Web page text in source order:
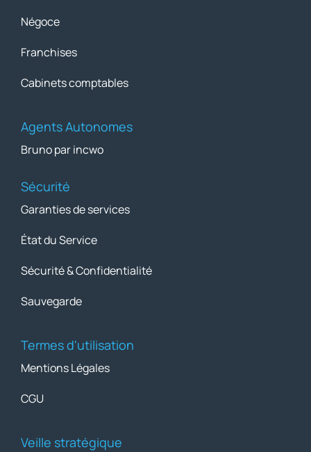
Négoce
Franchises
Cabinets comptables
Agents Autonomes
Bruno par incwo
Sécurité
Garanties de services
État du Service
Sécurité & Confidentialité
Sauvegarde
Termes d'utilisation
Mentions Légales
CGU
Veille stratégique